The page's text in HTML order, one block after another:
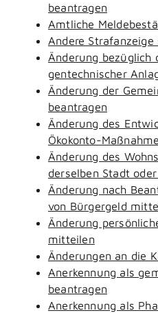
beantragen
Amtliche
Andere Strafanzeige
Änderung bezüglich
gentechnischer
Änderung der
beantragen
Änderung des
Ökokonto-
Änderung des
derselben Stadt
Änderung nach
von Bürgergeld
Änderung
mitteilen
Änderungen an die
Anerkennung als
beantragen
Anerkennung als